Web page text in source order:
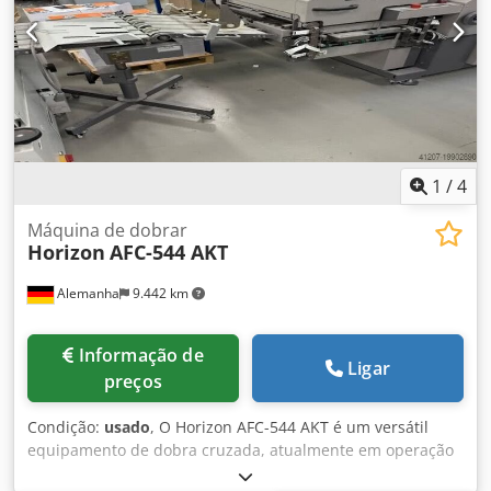
DA MÁQUINA Alimentação: trifásica, 400 V Corrente: 12,6 A
Potência instalada: 5,3 kW Contador: aprox. 50 milhões de
folhas Dimensões (C x L x A): aprox. 4.380 x 1.870 x 1.680
mm EQUIPAMENTO Alimentador de paletes PFU-74F Painel
de controle com tela sensível ao toque de fácil utilização 6
bolsas de dobra Primeira faca de vinco com 2 bolsas sob a
faca Segunda faca
1 /4
Alemanha 9.442 km
Máquina de dobrar
Horizon AFC-544 AKT
preços
Ligar
Condição: usado, O Horizon AFC-544 AKT é um versátil
equipamento de dobra cruzada, atualmente em operação
numa gráfica na Alemanha. Projetado para formatos de